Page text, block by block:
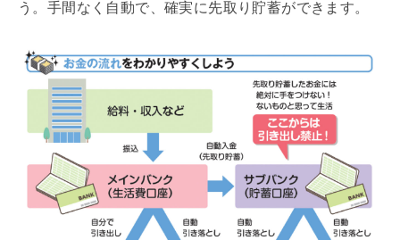
う。手間なく自動で、確実に先取り貯蓄ができます。